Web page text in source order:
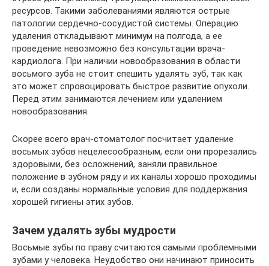
ресурсов. Такими заболеваниями являются острые
патологии сердечно-сосудистой системы. Операцию
удаления откладывают минимум на полгода, а ее
проведение невозможно без консультации врача-
кардиолога. При наличии новообразования в области
восьмого зуба не стоит спешить удалять зуб, так как
это может спровоцировать быстрое развитие опухоли.
Перед этим занимаются лечением или удалением
новообразования.
Скорее всего врач-стоматолог посчитает удаление
восьмых зубов нецелесообразным, если они прорезались
здоровыми, без осложнений, заняли правильное
положение в зубном ряду и их каналы хорошо проходимы
и, если созданы нормальные условия для поддержания
хорошей гигиены этих зубов.
Зачем удалять зубы мудрости
Восьмые зубы по праву считаются самыми проблемными
зубами у человека. Неудобство они начинают приносить